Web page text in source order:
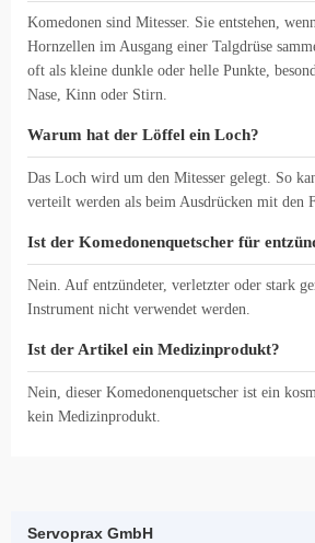
Komedonen sind Mitesser. Sie entstehen,
Hornzellen im Ausgang einer Talgdrüse
oft als kleine dunkle oder helle Punkte,
Nase, Kinn oder Stirn.
Warum hat der Löffel ein Loch?
Das Loch wird um den Mitesser gelegt. So
verteilt werden als beim Ausdrücken mit den
Ist der Komedonenquetscher für
Nein. Auf entzündeter, verletzter oder stark
Instrument nicht verwendet werden.
Ist der Artikel ein Medizinprodukt?
Nein, dieser Komedonenquetscher ist ein
kein Medizinprodukt.
Servoprax GmbH